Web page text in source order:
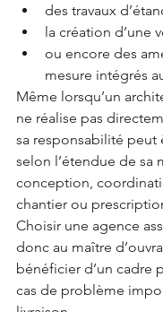
des travaux
la création d’une
ou encore des
mesure intégrés
Même lorsqu’un
ne réalise pas
sa responsabilité peut
selon l’étendue de sa
conception,
chantier ou
Choisir une agence
donc au maître
bénéficier d’un cadre
cas de problème